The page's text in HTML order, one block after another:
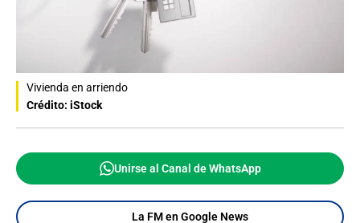
Vivienda en arriendo
Crédito: iStock
Unirse al Canal de WhatsApp
La FM en Google News